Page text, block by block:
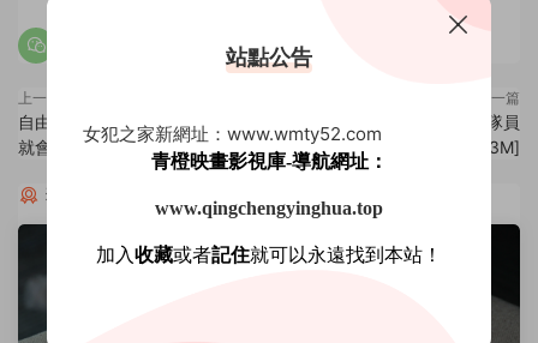
上一篇
自由攝影 No.045 在一起的時候
就會成戰争[43P-48.9M]
下一篇
自由攝影 No.047 少女足球隊員
寒寒[30P-74.3M]
猜你喜歡
站點公告
女犯之家新網址：www.wmty52.com
青橙映畫影視庫-導航網址：
www.qingchengyinghua.top
加入收藏或者記住就可以永遠找到本站！